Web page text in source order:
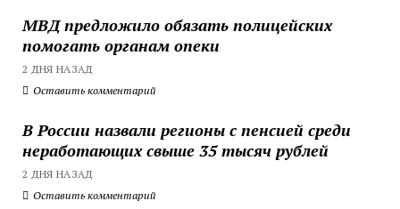
МВД предложило обязать полицейских
помогать органам опеки
2 ДНЯ НАЗАД
Оставить комментарий
В России назвали регионы с пенсией среди
неработающих свыше 35 тысяч рублей
2 ДНЯ НАЗАД
Оставить комментарий